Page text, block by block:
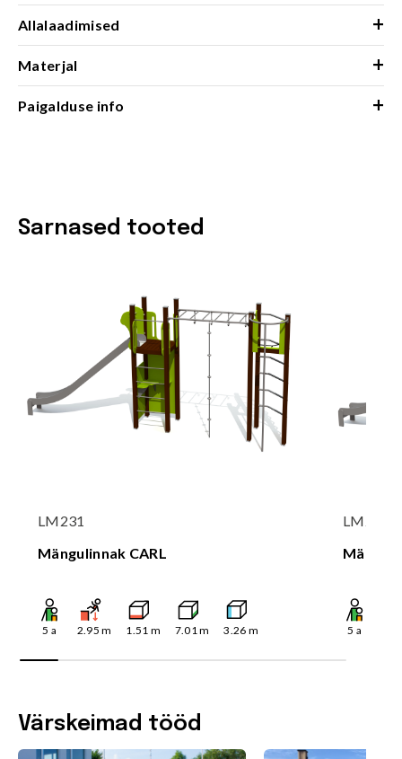
Allalaadimised +
Materjal +
Paigalduse info +
Sarnased tooted
LM231
Mängulinnak CARL
5 a 2.95 m 1.51 m 7.01m 3.26 m
LM231-
5 a
Värskeimad tööd